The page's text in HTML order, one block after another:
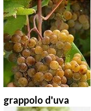
grappolo d'uva